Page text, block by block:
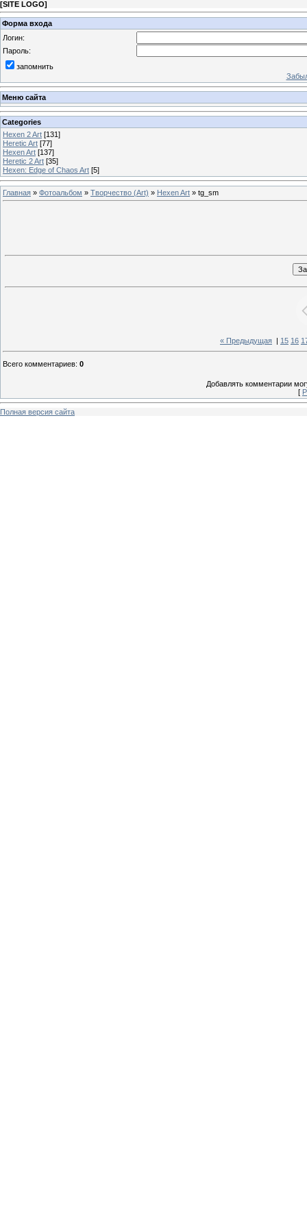
[SITE LOGO]
Форма входа
Логин:
Пароль:
запомнить
Меню сайта
Categories
Hexen 2 Art [131]
Heretic Art [77]
Hexen Art [137]
Heretic 2 Art [35]
Hexen: Edge of Chaos Art [5]
Главная » Фотоальбом » Творчество (Art) » Hexen Art » tg_sm
« Предыдущая 15 16
Всего комментариев: 0
Добавлять комментарии
[
Полная версия сайта